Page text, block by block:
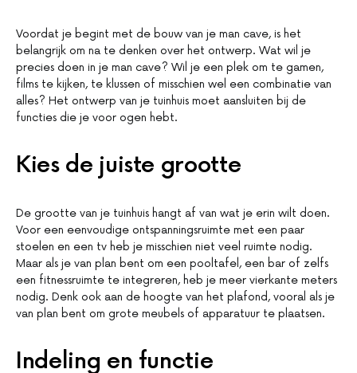
Voordat je begint met de bouw van je man cave, is het
belangrijk om na te denken over het ontwerp. Wat wil je
precies doen in je man cave? Wil je een plek om te gamen,
films te kijken, te klussen of misschien wel een combinatie van
alles? Het ontwerp van je tuinhuis moet aansluiten bij de
functies die je voor ogen hebt.
Kies de juiste grootte
De grootte van je tuinhuis hangt af van wat je erin wilt doen.
Voor een eenvoudige ontspanningsruimte met een paar
stoelen en een tv heb je misschien niet veel ruimte nodig.
Maar als je van plan bent om een pooltafel, een bar of zelfs
een fitnessruimte te integreren, heb je meer vierkante meters
nodig. Denk ook aan de hoogte van het plafond, vooral als je
van plan bent om grote meubels of apparatuur te plaatsen.
Indeling en functie